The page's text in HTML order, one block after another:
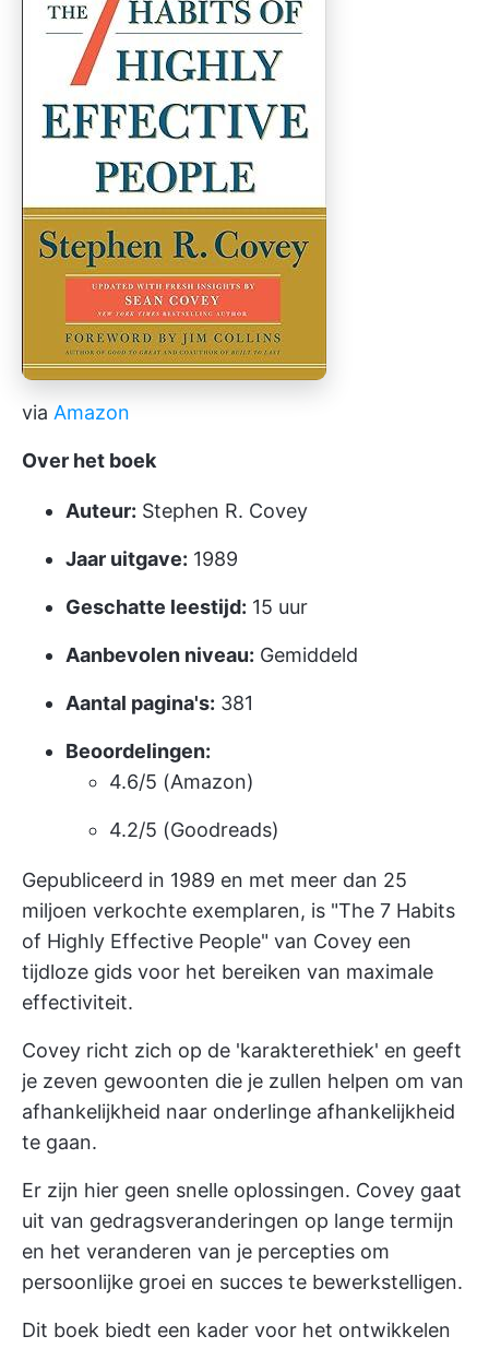
via Amazon
Over het boek
Auteur: Stephen R. Covey
Jaar uitgave: 1989
Geschatte leestijd: 15 uur
Aanbevolen niveau: Gemiddeld
Aantal pagina's: 381
Beoordelingen:
4.6/5 (Amazon)
4.2/5 (Goodreads)
Gepubliceerd in 1989 en met meer dan 25
miljoen verkochte exemplaren, is "The 7 Habits
of Highly Effective People" van Covey een
tijdloze gids voor het bereiken van maximale
effectiviteit.
Covey richt zich op de 'karakterethiek' en geeft
je zeven gewoonten die je zullen helpen om van
afhankelijkheid naar onderlinge afhankelijkheid
te gaan.
Er zijn hier geen snelle oplossingen. Covey gaat
uit van gedragsveranderingen op lange termijn
en het veranderen van je percepties om
persoonlijke groei en succes te bewerkstelligen.
Dit boek biedt een kader voor het ontwikkelen